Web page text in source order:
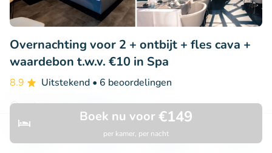
Zoeken Boekingen
Boek nu voor€149
per kamer, per nacht
Overnachting voor 2 + ontbijt + fles cava +
waardebon t.w.v. €10 in Spa
8.9 Uitstekend • 6 beoordelingen
Hôtel La Reine
Spa (22km)
Verkocht: 36
€215 €119